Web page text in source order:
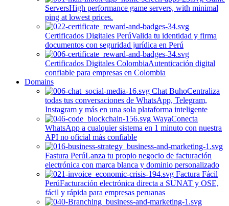
ServersHigh performance game servers, with minimal
ping at lowest prices.
Certificados Digitales PerúValida tu identidad y firma
documentos con seguridad jurídica en Perú
Certificados Digitales ColombiaAutenticación digital
confiable para empresas en Colombia
Domains
Chat BuhoCentraliza
todas tus conversaciones de WhatsApp, Telegram,
Instagram y más en una sola plataforma inteligente
WayaConecta
WhatsApp a cualquier sistema en 1 minuto con nuestra
API no oficial más confiable
Fastura PerúLanza tu propio negocio de facturación
electrónica con marca blanca y dominio personalizado
Factura Fácil
PerúFacturación electrónica directa a SUNAT y OSE,
fácil y rápida para empresas peruanas